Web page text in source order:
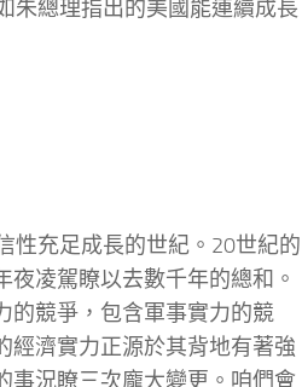
朱總理指出的美國能連續成長
充足成長的世紀。20世紀的
夜凌駕瞭以去數千年的總和。
的競爭，包含軍事實力的競
經濟實力正源於其背地有著強
事況瞭三次龐大變更。咱們會